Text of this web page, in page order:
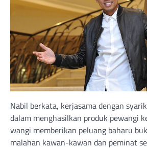
Nabil berkata, kerjasama dengan
dalam menghasilkan produk pewangi
wangi memberikan peluang baharu
malahan kawan-kawan dan peminat